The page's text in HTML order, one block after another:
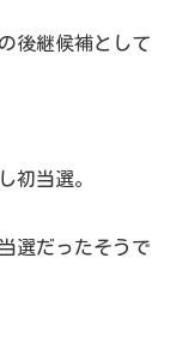
後継候補として
初当選。
選だったそうで